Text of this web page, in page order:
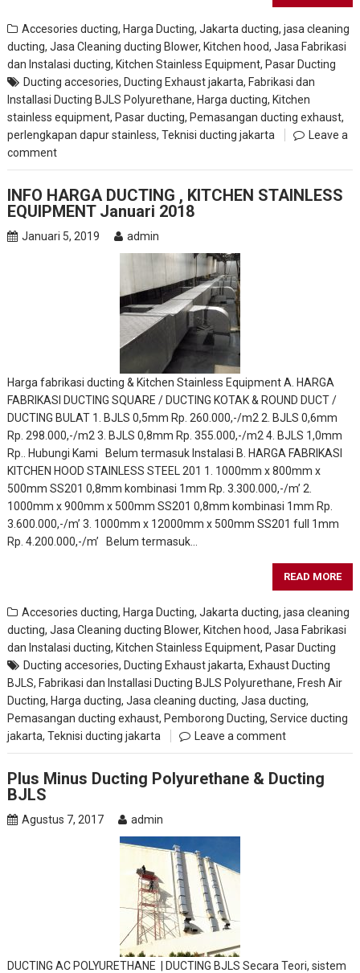
Accesories ducting,Harga Ducting,Jakarta ducting,jasa cleaning
ducting,Jasa Cleaning ducting Blower, Kitchen hood,Jasa Fabrikasi
dan Instalasi ducting,Kitchen Stainless Equipment,Pasar Ducting
Ducting accesories,Ducting Exhaust jakarta,Fabrikasi dan
Installasi Ducting BJLS Polyurethane,Harga ducting,Kitchen
stainless equipment,Pasar ducting,Pemasangan ducting exhaust,
perlengkapan dapur stainless,Teknisi ducting jakarta
Leave a
comment
INFO HARGA DUCTING , KITCHEN STAINLESS
EQUIPMENT Januari 2018
Januari 5, 2019 admin
Harga fabrikasi ducting & Kitchen Stainless Equipment A. HARGA
FABRIKASI DUCTING SQUARE / DUCTING KOTAK & ROUND DUCT /
DUCTING BULAT 1. BJLS 0,5mm Rp. 260.000,-/m2 2. BJLS 0,6mm
Rp. 298.000,-/m2 3. BJLS 0,8mm Rp. 355.000,-/m2 4. BJLS 1,0mm
Rp.. Hubungi Kami Belum termasuk Instalasi B. HARGA FABRIKASI
KITCHEN HOOD STAINLESS STEEL 201 1. 1000mm x 800mm x
500mm SS201 0,8mm kombinasi 1mm Rp. 3.300.000,-/m’ 2.
1000mm x 900mm x 500mm SS201 0,8mm kombinasi 1mm Rp.
3.600.000,-/m’ 3. 1000mm x 12000mm x 500mm SS201 full 1mm
Rp. 4.200.000,-/m’ Belum termasuk…
READ MORE
Accesories ducting,Harga Ducting,Jakarta ducting,jasa cleaning
ducting,Jasa Cleaning ducting Blower, Kitchen hood,Jasa Fabrikasi
dan Instalasi ducting,Kitchen Stainless Equipment,Pasar Ducting
Ducting accesories,Ducting Exhaust jakarta,Exhaust Ducting
BJLS,Fabrikasi dan Installasi Ducting BJLS Polyurethane,Fresh Air
Ducting,Harga ducting,Jasa cleaning ducting,Jasa ducting,
Pemasangan ducting exhaust,Pemborong Ducting,Service ducting
jakarta,Teknisi ducting jakarta Leave a comment
Plus Minus Ducting Polyurethane & Ducting
BJLS
Agustus 7, 2017 admin
DUCTING AC POLYURETHANE | DUCTING BJLS Secara Teori, sistem